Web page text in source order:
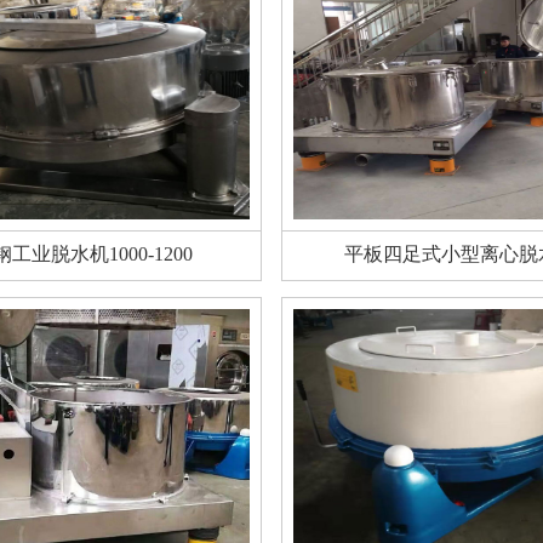
工业脱水机1000-1200 平板四足式小型离心脱